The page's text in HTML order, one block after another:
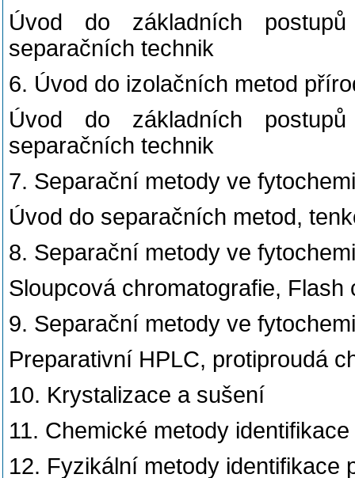
Úvod do základních
separačních technik
6. Úvod do izolačních metod
Úvod do základních
separačních technik
7. Separační metody ve
Úvod do separačních metod,
8. Separační metody ve
Sloupcová chromatografie, Flash
9. Separační metody ve
Preparativní HPLC, protiproudá
10. Krystalizace a sušení
11. Chemické metody identifikace
12. Fyzikální metody identifikace